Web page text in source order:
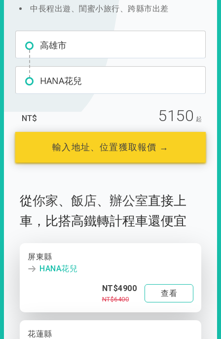
中長程出遊、閨蜜小旅行、跨縣市出差
高雄市
HANA花兒
NT$ 5150 起
輸入地址、位置獲取報價 →
從你家、 飯店、 辦公室直接上
車， 比搭高鐵轉計程車還便宜
屏東縣
HANA花兒
NT$4900
NT$6400
查看
花蓮縣